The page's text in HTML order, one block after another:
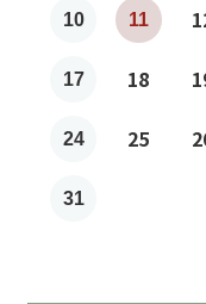
10 11
17 18
24 25
31